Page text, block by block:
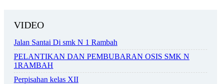
VIDEO
Jalan Santai Di smk N 1 Rambah
PELANTIKAN DAN PEMBUBARAN OSIS SMK N
1RAMBAH
Perpisahan kelas XII